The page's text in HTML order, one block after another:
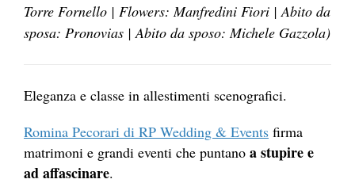
Torre Fornello | Flowers: Manfredini Fiori | Abito da
sposa: Pronovias | Abito da sposo: Michele Gazzola)
Eleganza e classe in allestimenti scenografici.
Romina Pecorari di RP Wedding & Events firma
matrimoni e grandi eventi che puntano a stupire e
ad affascinare.